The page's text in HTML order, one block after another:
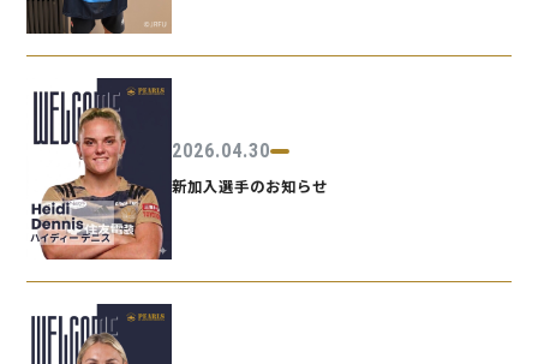
2026.04.30
新加入選手のお知らせ